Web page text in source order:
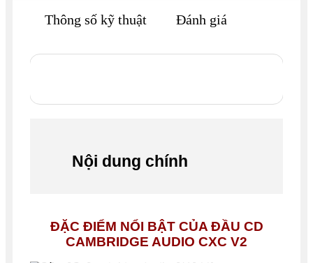
Thông số kỹ thuật Đánh giá
Nội dung chính
ĐẶC ĐIỂM NỔI BẬT CỦA ĐẦU CD
CAMBRIDGE AUDIO CXC V2